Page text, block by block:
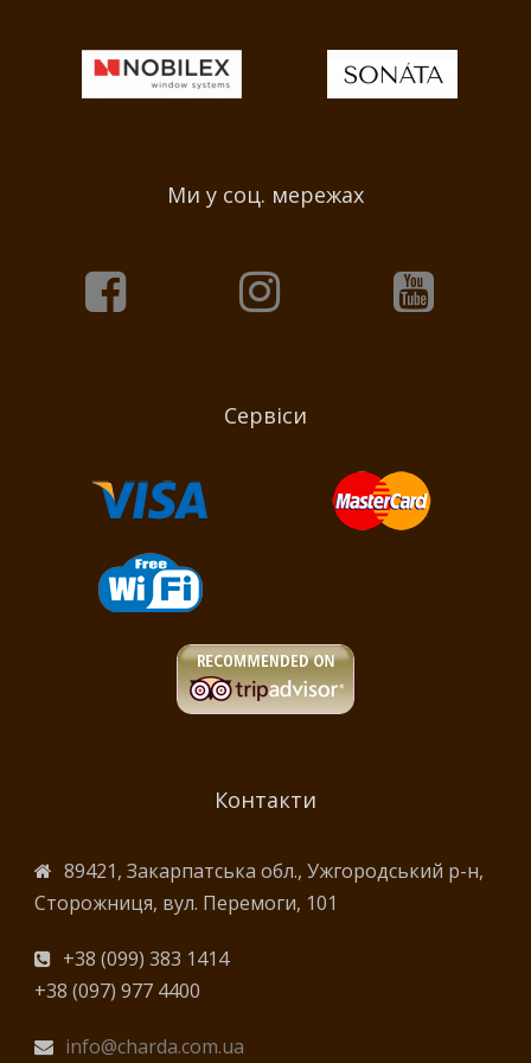
Ми у соц. мережах
Сервіси
Контакти
89421, Закарпатська обл., Ужгородський р-н,
Сторожниця, вул. Перемоги, 101
+38 (099) 383 1414
+38 (097) 977 4400
info@charda.com.ua